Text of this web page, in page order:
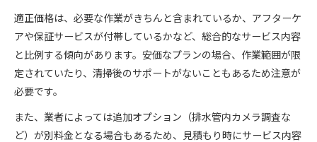
適正価格は、必要な作業がきちんと含まれているか、アフターケ
アや保証サービスが付帯しているかなど、総合的なサービス内容
と比例する傾向があります。安価なプランの場合、作業範囲が限
定されていたり、清掃後のサポートがないこともあるため注意が
必要です。
また、業者によっては追加オプション（排水管内カメラ調査な
ど）が別料金となる場合もあるため、見積もり時にサービス内容